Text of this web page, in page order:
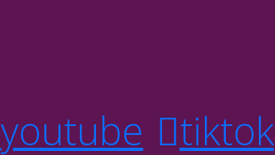
youtube tiktok